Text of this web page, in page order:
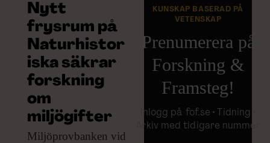
Nytt
frysrum på
Naturhistor
iska säkrar
forskning
om
miljögifter
Miljöprovbanken vid
KUNSKAP BASERAD PÅ
VETENSKAP
Prenumerera på
Forskning &
Framsteg!
Inlogg på fof.se • Tidning •
Arkiv med tidigare nummer